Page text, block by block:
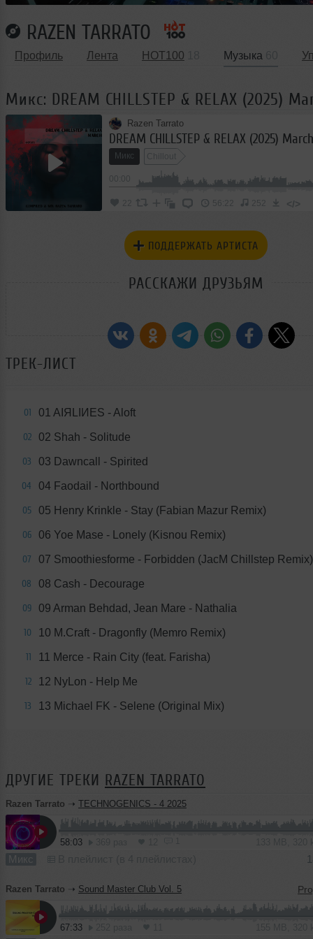
RAZEN TARRATO
Профиль Лента HOT100 Музыка
Микс: DREAM CHILLSTEP & RELAX (2025)
Razen Tarrato
DREAM CHILLSTEP & RELAX (2025) March
Микс Chillout
22 56:22 252 </>
ПОДДЕРЖАТЬ АРТИСТА
РАССКАЖИ ДРУЗЬЯМ
ТРЕК-ЛИСТ
01 01 AIЯLIИES - Aloft
02 02 Shah - Solitude
03 03 Dawncall - Spirited
04 04 Faodail - Northbound
05 05 Henry Krinkle - Stay (Fabian Mazur Remix)
06 06 Yoe Mase - Lonely (Kisnou Remix)
07 07 Smoothiesforme - Forbidden (JacM Chillstep Remix)
08 08 Cash - Decourage
09 09 Arman Behdad, Jean Mare - Nathalia
10 10 M.Craft - Dragonfly (Memro Remix)
11 11 Merce - Rain City (feat. Farisha)
12 12 NyLon - Help Me
13 13 Michael FK - Selene (Original Mix)
ДРУГИЕ ТРЕКИ RAZEN TARRATO
Razen Tarrato ➝ TECHNOGENICS - 4 2025
58:03
Микс
Razen Tarrato ➝ Sound Master Club Vol. 5
67:33